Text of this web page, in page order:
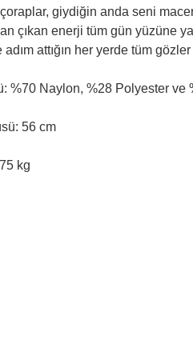
giydiğin anda seni
çıkan enerji tüm gün yüzüne
attığın her yerde tüm
%70 Naylon, %28 Polyester ve
56 cm
kg